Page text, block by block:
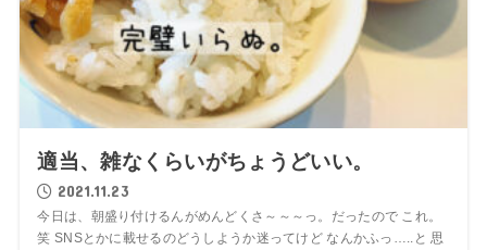
適当、雑なくらいがちょうどいい。
2021.11.23
今日は、朝盛り付けるんがめんどくさ～～～っ。だったので これ。
笑 SNSとかに載せるのどうしようか迷ってけど なんかふっ…..と 思